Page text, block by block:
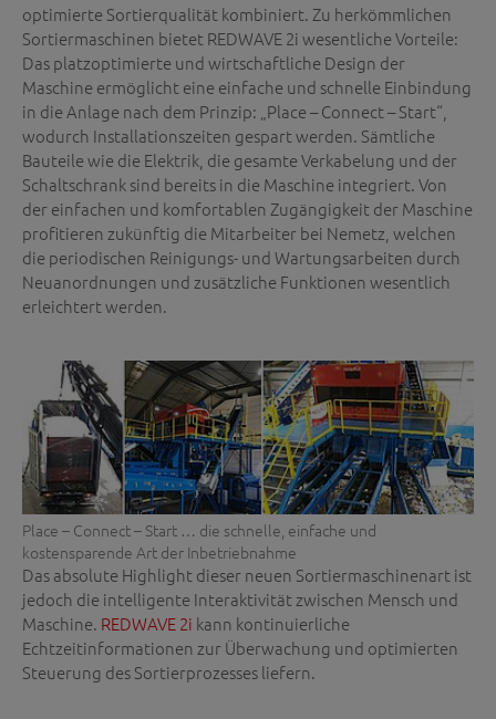
Place – Connect – Start … die schnelle, einfache und
kostensparende Art der Inbetriebnahme
optimierte Sortierqualität kombiniert. Zu herkömmlichen
Sortiermaschinen bietet REDWAVE 2i wesentliche Vorteile:
Das platzoptimierte und wirtschaftliche Design der
Maschine ermöglicht eine einfache und schnelle Einbindung
in die Anlage nach dem Prinzip: „Place – Connect – Start“,
wodurch Installationszeiten gespart werden. Sämtliche
Bauteile wie die Elektrik, die gesamte Verkabelung und der
Schaltschrank sind bereits in die Maschine integriert. Von
der einfachen und komfortablen Zugängigkeit der Maschine
profitieren zukünftig die Mitarbeiter bei Nemetz, welchen
die periodischen Reinigungs- und Wartungsarbeiten durch
Neuanordnungen und zusätzliche Funktionen wesentlich
erleichtert werden.
Das absolute Highlight dieser neuen Sortiermaschinenart ist
jedoch die intelligente Interaktivität zwischen Mensch und
Maschine. REDWAVE 2i kann kontinuierliche
Echtzeitinformationen zur Überwachung und optimierten
Steuerung des Sortierprozesses liefern.